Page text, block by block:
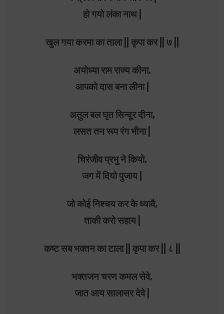
हो गयो लंका नाथ |
खुल गया करमा का ताला || कृपा कर || ७ ||
अयोध्या राम राज्य कीना,
आपको दास बना लीना |
अतुल बल घृत सिन्दूर दीना,
लसत तन रूप रंग भीना |
चिरंजीव प्रभु ने कियो,
जग में दियो पुजाय |
जो कोई निश्चय कर के ध्यावै,
ताकी करो सहाय |
कष्ट सब भक्तन का टाला || कृपा कर || ८ ||
भक्तजन चरण कमल सेवे,
जात आय सालासर देवे |